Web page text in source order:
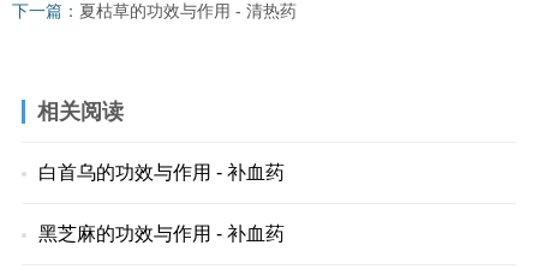
下一篇： 夏枯草的功效与作用 - 清热药
相关阅读
白首乌的功效与作用 - 补血药
黑芝麻的功效与作用 - 补血药